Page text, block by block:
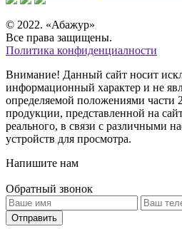
© 2022. «Абажур»
Все права защищены.
Политика конфиденциалности
Внимание! Данный сайт носит
информационный характер и не
определяемой положениями части
продукции, представленной на
реального, в связи с различными
устройств для просмотра.
Напишите нам
Обратный звонок
Отправить